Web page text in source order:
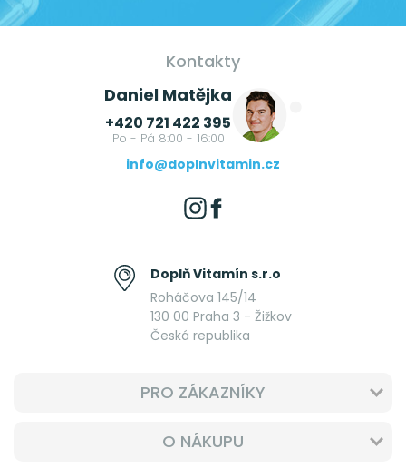
Kontakty
Daniel Matějka
+420 721 422 395
Po - Pá 8:00 - 16:00
info@doplnvitamin.cz
Doplň Vitamín s.r.o
Roháčova 145/14
130 00 Praha 3 - Žižkov
Česká republika
PRO ZÁKAZNÍKY
O NÁKUPU